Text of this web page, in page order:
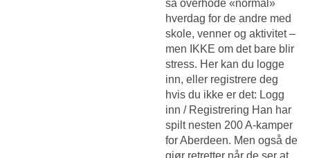
så overhode «normal»
hverdag for de andre med
skole, venner og aktivitet –
men IKKE om det bare blir
stress. Her kan du logge
inn, eller registrere deg
hvis du ikke er det: Logg
inn / Registrering Han har
spilt nesten 200 A-kamper
for Aberdeen. Men også de
gjør retretter når de ser at